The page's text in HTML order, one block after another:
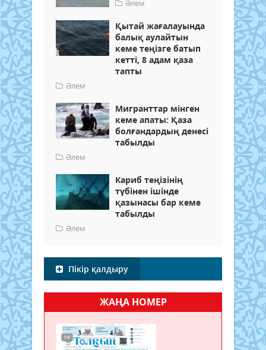
Әлем
Қытай жағалауында
балық аулайтын
кеме теңізге батып
кетті, 8 адам қаза
тапты
Әлем
Мигранттар мінген
кеме апаты: Қаза
болғандардың денесі
табылды
Әлем
Кариб теңізінің
түбінен ішінде
қазынасы бар кеме
табылды
Әлем
Пікір қалдыру
ЖАҢА НОМЕР